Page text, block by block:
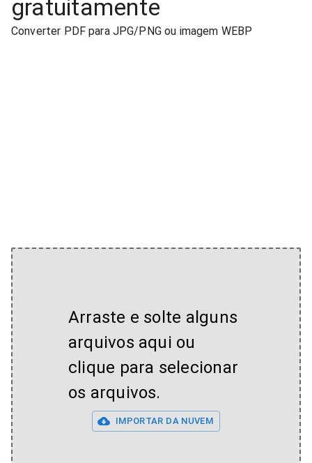
gratuitamente
Converter PDF para JPG/PNG ou imagem WEBP
Arraste e solte alguns
arquivos aqui ou
clique para selecionar
os arquivos.
IMPORTAR DA NUVEM